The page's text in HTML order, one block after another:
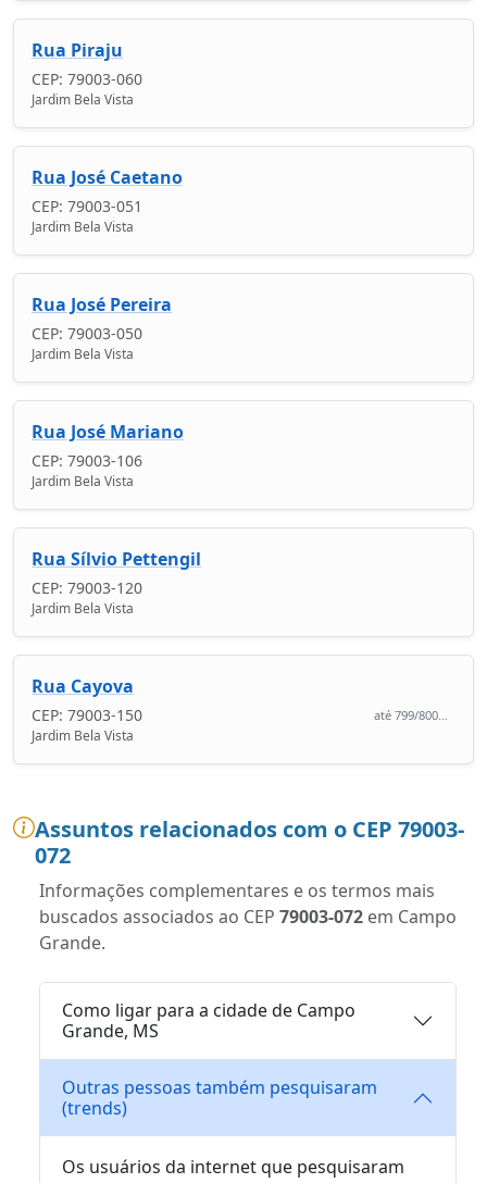
Rua Piraju
CEP: 79003-060
Jardim Bela Vista
Rua José Caetano
CEP: 79003-051
Jardim Bela Vista
Rua José Pereira
CEP: 79003-050
Jardim Bela Vista
Rua José Mariano
CEP: 79003-106
Jardim Bela Vista
Rua Sílvio Pettengil
CEP: 79003-120
Jardim Bela Vista
Rua Cayova
CEP: 79003-150 até 799/800...
Jardim Bela Vista
Assuntos relacionados com o CEP 79003-
072
Informações complementares e os termos mais
buscados associados ao CEP 79003-072 em Campo
Grande.
Como ligar para a cidade de Campo
Grande, MS
Outras pessoas também pesquisaram
(trends)
Os usuários da internet que pesquisaram